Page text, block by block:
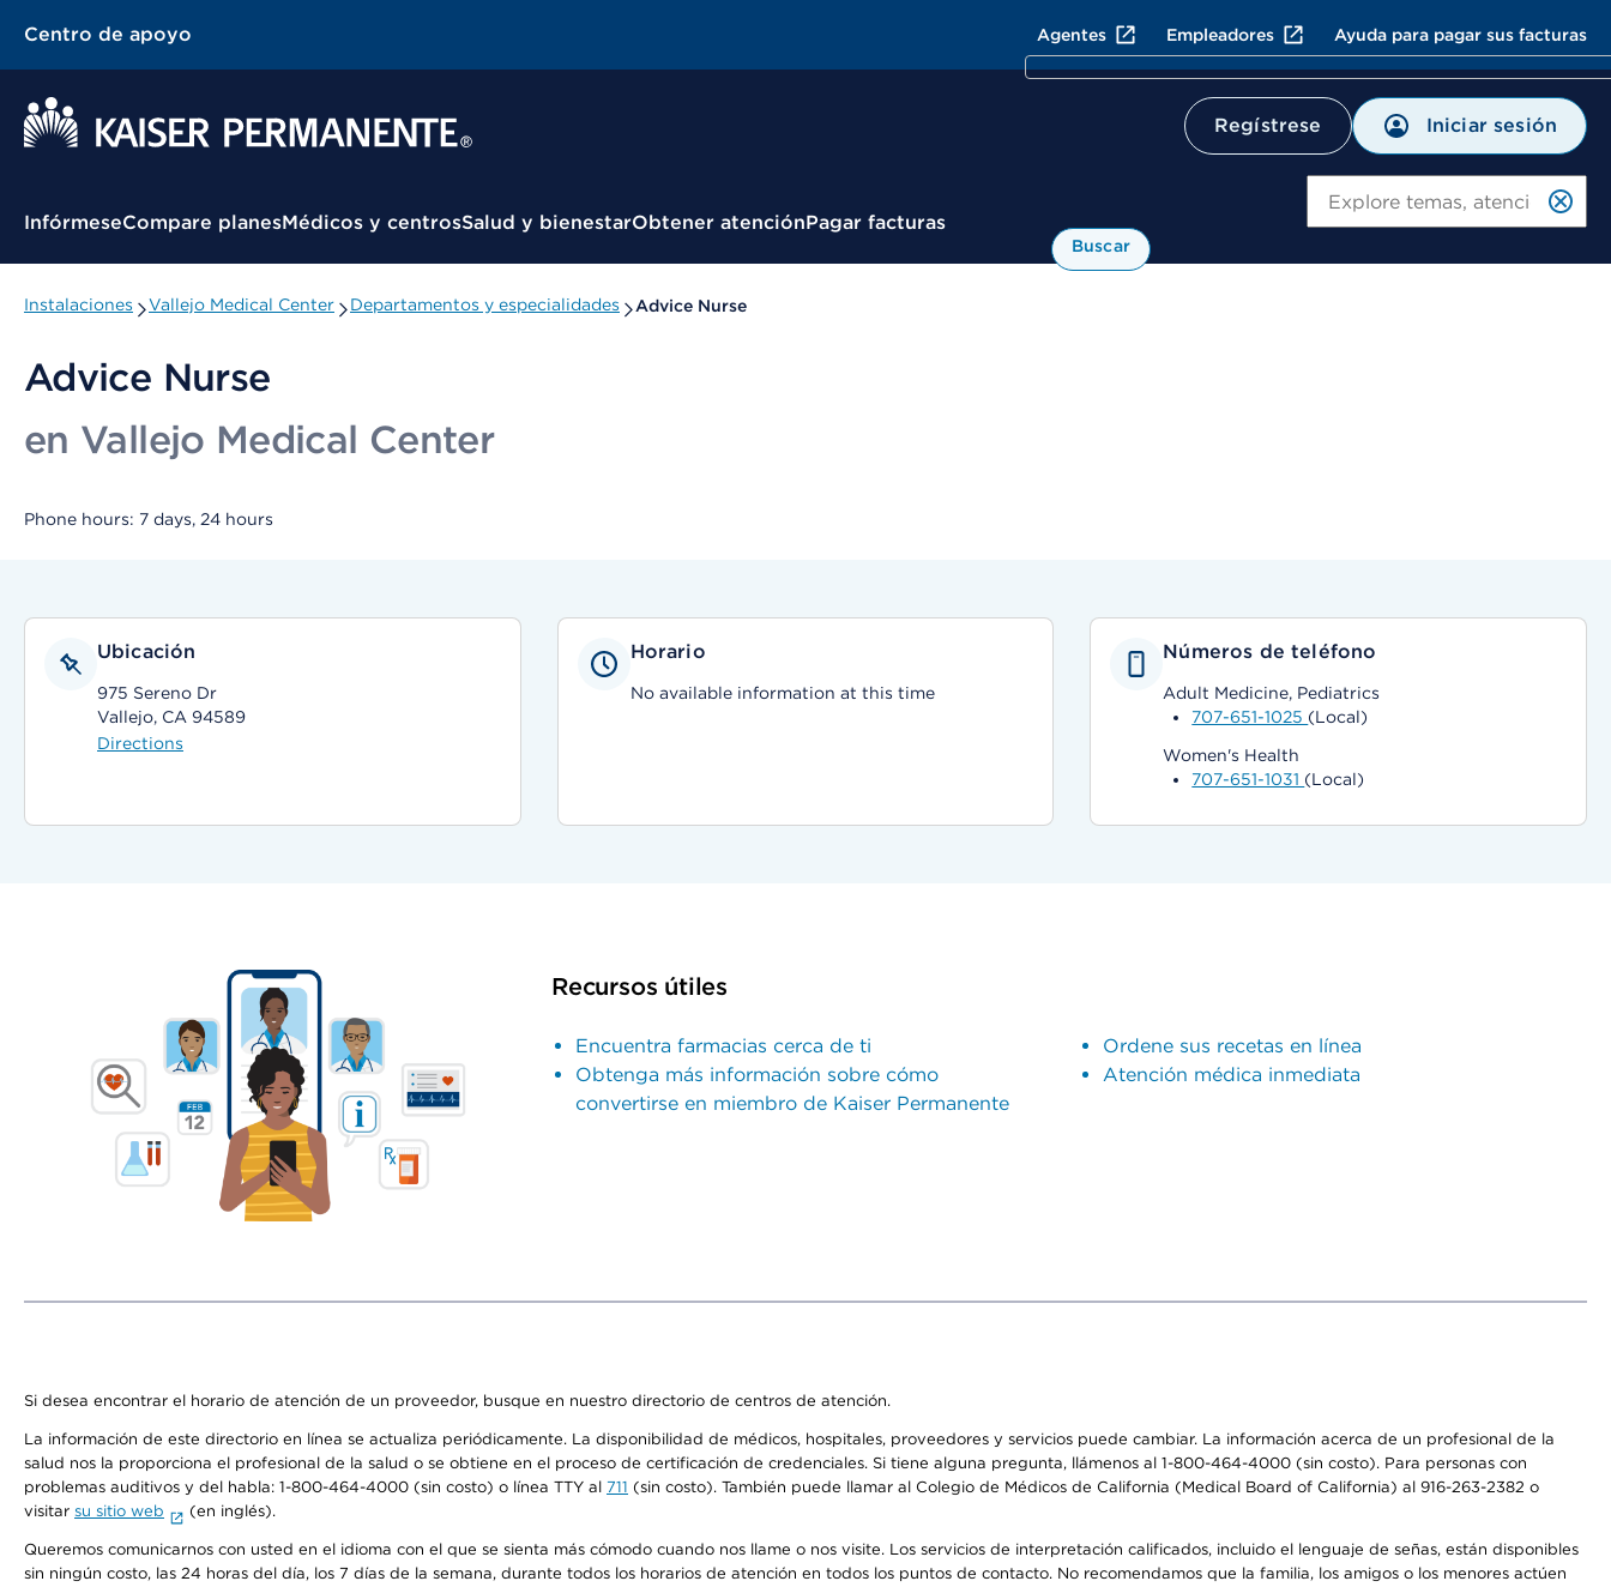
Centro de apoyo Agentes Empleadores Ayuda para pagar sus facturas
Regístrese Iniciar sesión
Menú contextual
InfórmeseCompare planesMédicos y centrosSalud y bienestarObtener atenciónPagar facturas
Buscar
Instalaciones Vallejo Medical Center Departamentos y especialidades Advice Nurse
Advice Nurse
en Vallejo Medical Center
Phone hours: 7 days, 24 hours
Ubicación
975 Sereno Dr
Vallejo, CA 94589
Directions
Horario
No available information at this time
Números de teléfono
Adult Medicine, Pediatrics
707-651-1025 (Local)
Women's Health
707-651-1031 (Local)
Recursos útiles
Encuentra farmacias cerca de ti
Obtenga más información sobre cómo
convertirse en miembro de Kaiser Permanente
Ordene sus recetas en línea
Atención médica inmediata
Si desea encontrar el horario de atención de un proveedor, busque en nuestro directorio de centros de atención.
La información de este directorio en línea se actualiza periódicamente. La disponibilidad de médicos, hospitales, proveedores y servicios puede cambiar. La información acerca de un profesional de la
salud nos la proporciona el profesional de la salud o se obtiene en el proceso de certificación de credenciales. Si tiene alguna pregunta, llámenos al 1-800-464-4000 (sin costo). Para personas con
problemas auditivos y del habla: 1-800-464-4000 (sin costo) o línea TTY al 711 (sin costo). También puede llamar al Colegio de Médicos de California (Medical Board of California) al 916-263-2382 o
visitar su sitio web (en inglés).
Queremos comunicarnos con usted en el idioma con el que se sienta más cómodo cuando nos llame o nos visite. Los servicios de interpretación calificados, incluido el lenguaje de señas, están disponibles
sin ningún costo, las 24 horas del día, los 7 días de la semana, durante todos los horarios de atención en todos los puntos de contacto. No recomendamos que la familia, los amigos o los menores actúen